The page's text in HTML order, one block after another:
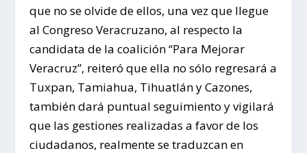
que no se olvide de ellos, una vez que llegue
al Congreso Veracruzano, al respecto la
candidata de la coalición “Para Mejorar
Veracruz”, reiteró que ella no sólo regresará a
Tuxpan, Tamiahua, Tihuatlán y Cazones,
también dará puntual seguimiento y vigilará
que las gestiones realizadas a favor de los
ciudadanos, realmente se traduzcan en